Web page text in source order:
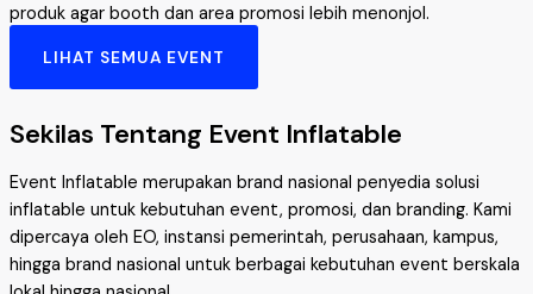
produk agar booth dan area promosi lebih menonjol.
LIHAT SEMUA EVENT
Sekilas Tentang Event Inflatable
Event Inflatable merupakan brand nasional penyedia solusi
inflatable untuk kebutuhan event, promosi, dan branding. Kami
dipercaya oleh EO, instansi pemerintah, perusahaan, kampus,
hingga brand nasional untuk berbagai kebutuhan event berskala